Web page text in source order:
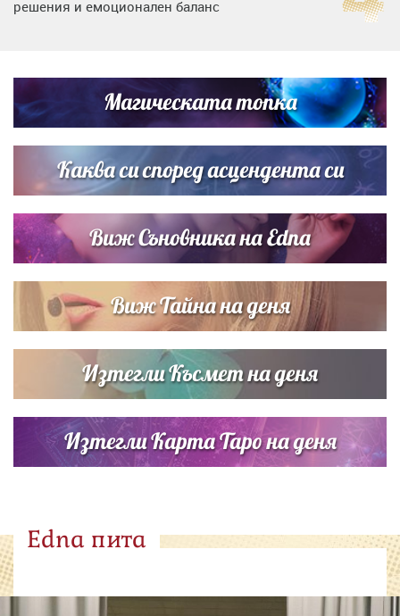
решения и емоционален баланс
си деца на семейна морска приказка
Звездна ваканция в Майорка: Дженифър Анистън,
Кортни Кокс и Джим Къртис заедно на яхта
Магическата топка
Каква си според асцендента си
Виж Съновника на Edna
Виж Тайна на деня
Изтегли Късмет на деня
Изтегли Карта Таро на деня
Edna пита